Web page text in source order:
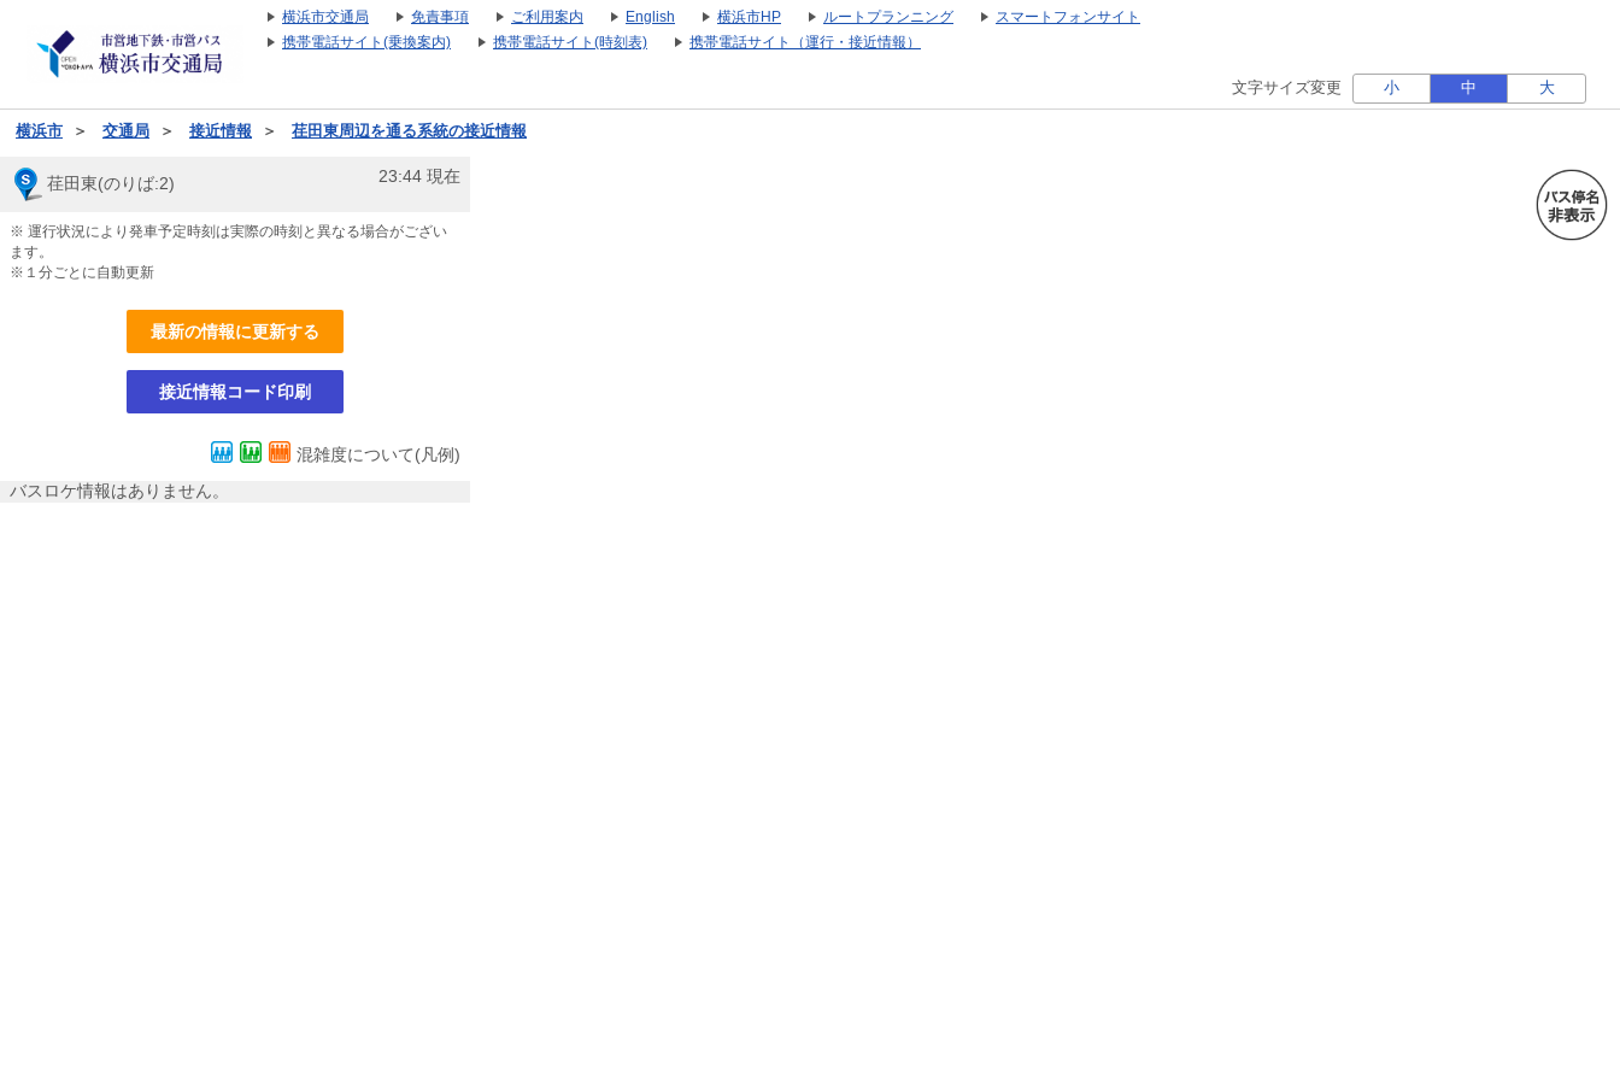
横浜市交通局 免責事項 ご利用案内 English 横浜市HP ルートプランニング
スマートフォンサイト
携帯電話サイト(乗換案内)
携帯電話サイト(時刻表) 携帯電話サイト（運行・接近情報）
文字サイズ変更 小 中 大
横浜市 ＞ 交通局 ＞ 接近情報 ＞ 荏田東周辺を通る系統の接近情報
荏田東(のりば:2) 23:44 現在
※ 運行状況により発車予定時刻は実際の時刻と異なる場合がござい
ます。
※１分ごとに自動更新
最新の情報に更新する
接近情報コード印刷
混雑度について(凡例)
バスロケ情報はありません。